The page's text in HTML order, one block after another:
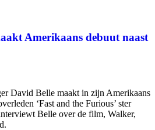
Amerikaans debuut naast
David Belle maakt in zijn Amerikaans
‘Fast and the Furious’ ster
Belle over de film, Walker,